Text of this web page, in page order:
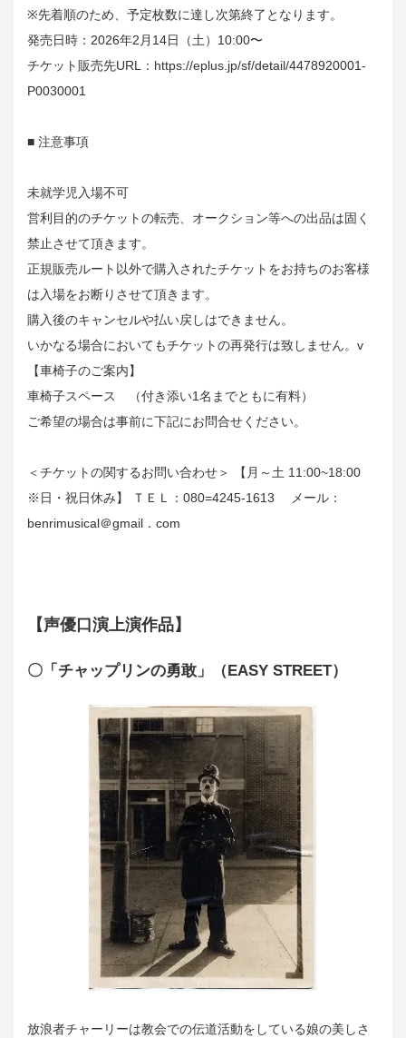
※先着順のため、予定枚数に達し次第終了となります。
発売日時：2026年2月14日（土）10:00〜
チケット販売先URL：https://eplus.jp/sf/detail/4478920001-
P0030001
■ 注意事項
未就学児入場不可
営利目的のチケットの転売、オークション等への出品は固く
禁止させて頂きます。
正規販売ルート以外で購入されたチケットをお持ちのお客様
は入場をお断りさせて頂きます。
購入後のキャンセルや払い戻しはできません。
いかなる場合においてもチケットの再発行は致しません。v
【車椅子のご案内】
車椅子スペース （付き添い1名までともに有料）
ご希望の場合は事前に下記にお問合せください。
＜チケットの関するお問い合わせ＞ 【月～土 11:00~18:00
※日・祝日休み】 ＴＥＬ：080=4245-1613 メール：
benrimusical＠gmail．com
【声優口演上演作品】
〇「チャップリンの勇敢」（EASY STREET）
放浪者チャーリーは教会での伝道活動をしている娘の美しさ